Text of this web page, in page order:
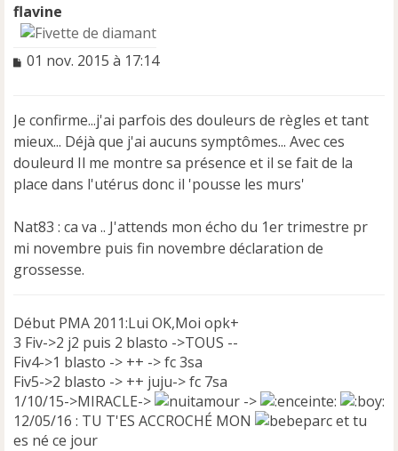
flavine
M
a
g
e
n
o
l
u
01 nov. 2015 à 17:14
Je confirme...j'ai parfois des douleurs de règles et tant
mieux... Déjà que j'ai aucuns symptômes... Avec ces
douleurd Il me montre sa présence et il se fait de la
place dans l'utérus donc il 'pousse les murs'
Nat83 : ca va .. J'attends mon écho du 1er trimestre pr
mi novembre puis fin novembre déclaration de
grossesse.
Début PMA 2011:Lui OK,Moi opk+
3 Fiv->2 j2 puis 2 blasto ->TOUS --
Fiv4->1 blasto -> ++ -> fc 3sa
Fiv5->2 blasto -> ++ juju-> fc 7sa
1/10/15->MIRACLE->
->
12/05/16 : TU T'ES ACCROCHÉ MON
et tu
es né ce jour